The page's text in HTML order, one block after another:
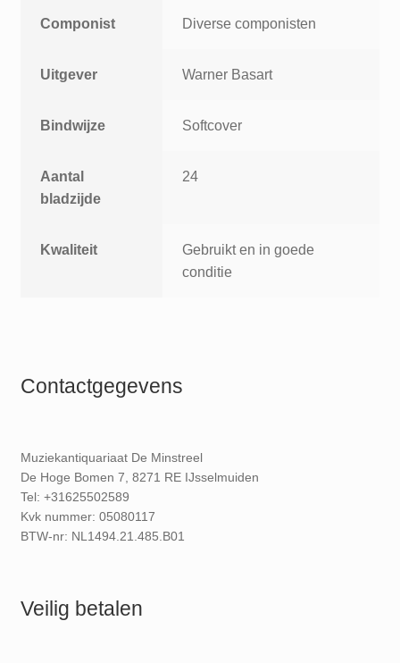
Componist Diverse componisten
Uitgever Warner Basart
Bindwijze Softcover
Aantal
bladzijde
24
Kwaliteit
Gebruikt en in goede
conditie
Contactgegevens
Muziekantiquariaat De Minstreel
De Hoge Bomen 7, 8271 RE IJsselmuiden
Tel: +31625502589
Kvk nummer: 05080117
BTW-nr: NL1494.21.485.B01
Veilig betalen